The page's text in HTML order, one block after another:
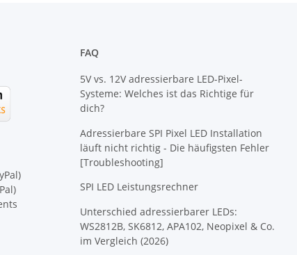
FAQ
5V vs. 12V adressierbare LED-Pixel-
Systeme: Welches ist das Richtige für
dich?
Adressierbare SPI Pixel LED Installation
läuft nicht richtig - Die häufigsten Fehler
[Troubleshooting]
SPI LED Leistungsrechner
Unterschied adressierbarer LEDs:
WS2812B, SK6812, APA102, Neopixel & Co.
im Vergleich (2026)